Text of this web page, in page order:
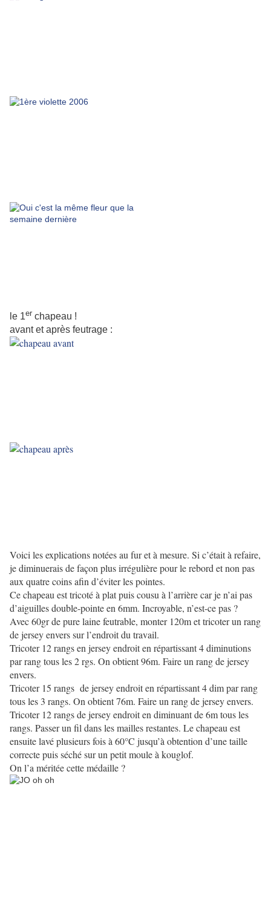
le 1er chapeau !
avant et après feutrage :
Voici les explications notées au fur et à mesure. Si c’était à refaire,
je diminuerais de façon plus irrégulière pour le rebord et non pas
aux quatre coins afin d’éviter les pointes.
Ce chapeau est tricoté à plat puis cousu à l’arrière car je n’ai pas
d’aiguilles double-pointe en 6mm. Incroyable, n’est-ce pas ?
Avec 60gr de pure laine feutrable, monter 120m et tricoter un rang
de jersey envers sur l’endroit du travail.
Tricoter 12 rangs en jersey endroit en répartissant 4 diminutions
par rang tous les 2 rgs. On obtient 96m. Faire un rang de jersey
envers.
Tricoter 15 rangs de jersey endroit en répartissant 4 dim par rang
tous les 3 rangs. On obtient 76m. Faire un rang de jersey envers.
Tricoter 12 rangs de jersey endroit en diminuant de 6m tous les
rangs. Passer un fil dans les mailles restantes. Le chapeau est
ensuite lavé plusieurs fois à 60°C jusqu’à obtention d’une taille
correcte puis séché sur un petit moule à kouglof.
On l’a méritée cette médaille ?